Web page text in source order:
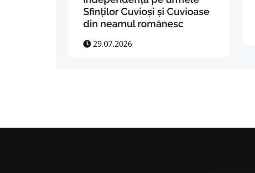
Sfinților Cuvioși și Cuvioase
din neamul românesc
29.07.2026